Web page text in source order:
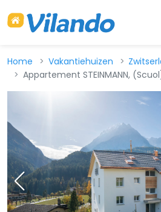
Home Vakantiehuizen
Appartement STEINMANN,